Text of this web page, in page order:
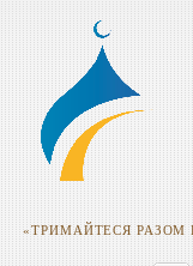
«ТРИМАЙТЕСЯ РАЗОМ